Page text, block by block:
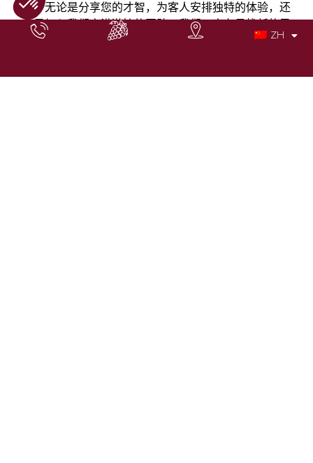
程，无论是分享您的才智，为客人安排独特的体验，还
是加入我们充满激情的团队，我们一直在寻找新的灵
感。
如果您是专业人士、工匠或企业家，梦想与一个崇尚卓
ZH